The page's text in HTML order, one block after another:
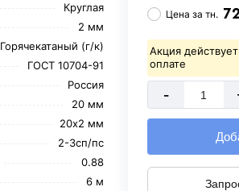
Круглая
2 мм
Горячекатаный (г/к)
ГОСТ 10704-91
Россия
20 мм
20х2 мм
2-3сп/пс
0.88
6 м
Цена затн.
Акция
оплате
-